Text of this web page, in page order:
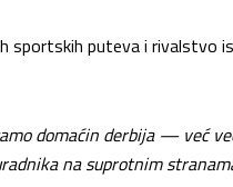
sportskih puteva i rivalstvo
domaćin derbija — već
na suprotnim